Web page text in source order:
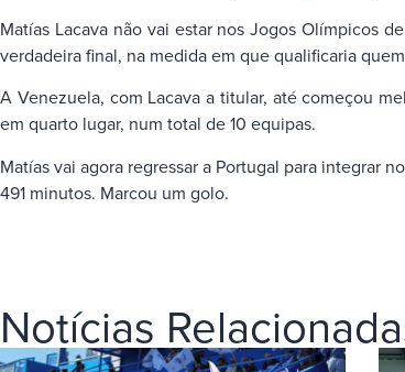
Matías Lacava não vai estar nos Jogos Olímpicos
verdadeira final, na medida em que qualificaria
A Venezuela, com Lacava a titular, até começou
em quarto lugar, num total de 10 equipas.
Matías vai agora regressar a Portugal para integrar
491 minutos. Marcou um golo.
Notícias